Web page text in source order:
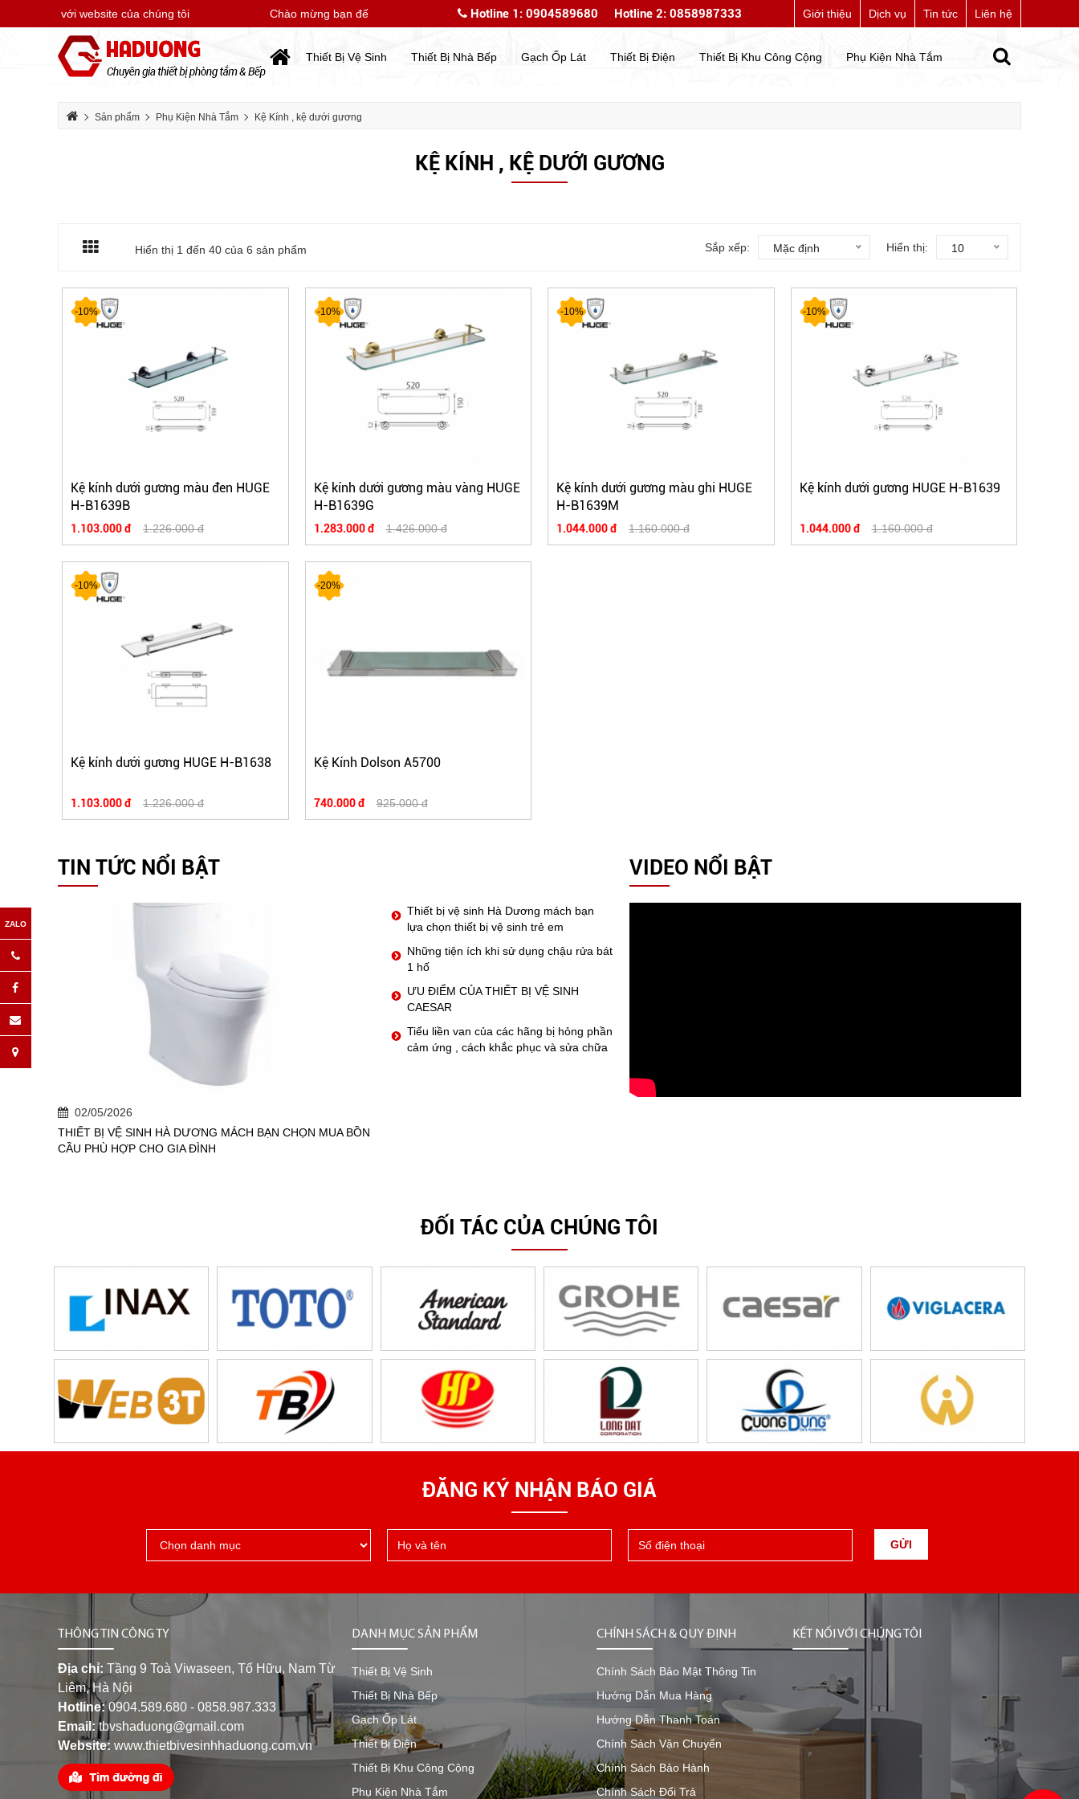
đến với website của chúng tôi Chào mừng bạn đến với website của chúng tôi Chào mừng bạn đến với website của chúng tôi
Hotline 1: 0904589680 Hotline 2: 0858987333 Giới thiệu Dịch vụ Tin tức Liên hệ
Thiết Bị Vệ Sinh Thiết Bị Nhà Bếp Gạch Ốp Lát Thiết Bị Điện Thiết Bị Khu Công Cộng Phụ Kiện Nhà Tắm
Sản phẩm Phụ Kiện Nhà Tắm Kệ Kính , kệ dưới gương
KỆ KÍNH , KỆ DƯỚI GƯƠNG
Hiển thị 1 đến 40 của 6 sản phẩm Sắp xếp: Mặc định Hiển thị: 10
-10%
Kệ kính dưới gương màu đen HUGE
H-B1639B
1.103.000 đ 1.226.000 đ
-10%
Kệ kính dưới gương màu vàng HUGE
H-B1639G
1.283.000 đ 1.426.000 đ
-10%
Kệ kính dưới gương màu ghi HUGE
H-B1639M
1.044.000 đ 1.160.000 đ
-10%
Kệ kính dưới gương HUGE H-B1639
1.044.000 đ 1.160.000 đ
-10%
Kệ kính dưới gương HUGE H-B1638
1.103.000 đ 1.226.000 đ
-20%
Kệ Kính Dolson A5700
740.000 đ 925.000 đ
TIN TỨC NỔI BẬT
02/05/2026
THIẾT BỊ VỆ SINH HÀ DƯƠNG MÁCH BẠN CHỌN MUA BỒN
CẦU PHÙ HỢP CHO GIA ĐÌNH
Thiết bị vệ sinh Hà Dương mách bạn
lựa chọn thiết bị vệ sinh trẻ em
Những tiện ích khi sử dụng chậu rửa bát
1 hố
ƯU ĐIỂM CỦA THIẾT BỊ VỆ SINH
CAESAR
Tiểu liền van của các hãng bị hỏng phần
cảm ứng , cách khắc phục và sửa chữa
VIDEO NỔI BẬT
ĐỐI TÁC CỦA CHÚNG TÔI
ĐĂNG KÝ NHẬN BÁO GIÁ
GỬI
THÔNG TIN CÔNG TY
Địa chỉ: Tầng 9 Toà Viwaseen, Tố Hữu, Nam Từ
Liêm, Hà Nội
Hotline:0904.589.680 - 0858.987.333
Email: tbvshaduong@gmail.com
Website: www.thietbivesinhhaduong.com.vn
DANH MỤC SẢN PHẨM
Thiết Bị Vệ Sinh
Thiết Bị Nhà Bếp
Gạch Ốp Lát
Thiết Bị Điện
Thiết Bị Khu Công Cộng
Phụ Kiện Nhà Tắm
CHÍNH SÁCH & QUY ĐỊNH
Chính Sách Bảo Mật Thông Tin
Hướng Dẫn Mua Hàng
Hướng Dẫn Thanh Toán
Chính Sách Vận Chuyển
Chính Sách Bảo Hành
Chính Sách Đổi Trả
KẾT NỐI VỚI CHÚNG TÔI